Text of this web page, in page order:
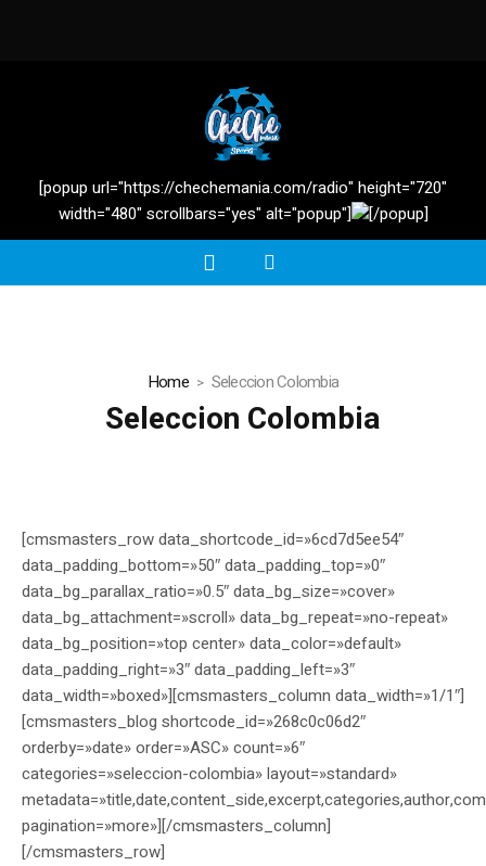
[popup url="https://chechemania.com/radio" height="720"
width="480" scrollbars="yes" alt="popup"]
[/popup]
Home Seleccion Colombia
Seleccion Colombia
[cmsmasters_row data_shortcode_id=»6cd7d5ee54″
data_padding_bottom=»50″ data_padding_top=»0″
data_bg_parallax_ratio=»0.5″ data_bg_size=»cover»
data_bg_attachment=»scroll» data_bg_repeat=»no-repeat»
data_bg_position=»top center» data_color=»default»
data_padding_right=»3″ data_padding_left=»3″
data_width=»boxed»][cmsmasters_column data_width=»1/1″]
[cmsmasters_blog shortcode_id=»268c0c06d2″
orderby=»date» order=»ASC» count=»6″
categories=»seleccion-colombia» layout=»standard»
pagination=»more»][/cmsmasters_column]
[/cmsmasters_row]